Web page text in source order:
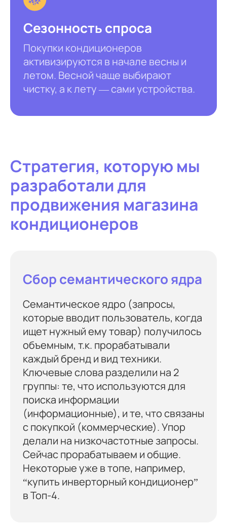
Сезонность спроса
Покупки кондиционеров
активизируются в начале весны и
летом. Весной чаще выбирают
чистку, а к лету — сами устройства.
Стратегия, которую мы
разработали для
продвижения магазина
кондиционеров
Сбор семантического ядра
Семантическое ядро (запросы,
которые вводит пользователь, когда
ищет нужный ему товар) получилось
объемным, т.к. прорабатывали
каждый бренд и вид техники.
Ключевые слова разделили на 2
группы: те, что используются для
поиска информации
(информационные), и те, что связаны
с покупкой (коммерческие). Упор
делали на низкочастотные запросы.
Сейчас прорабатываем и общие.
Некоторые уже в топе, например,
“купить инверторный кондиционер”
в Топ-4.